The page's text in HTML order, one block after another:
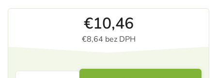
€10,46
€8,64 bez DPH